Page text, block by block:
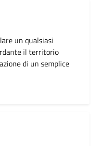
un qualsiasi
il territorio
di un semplice